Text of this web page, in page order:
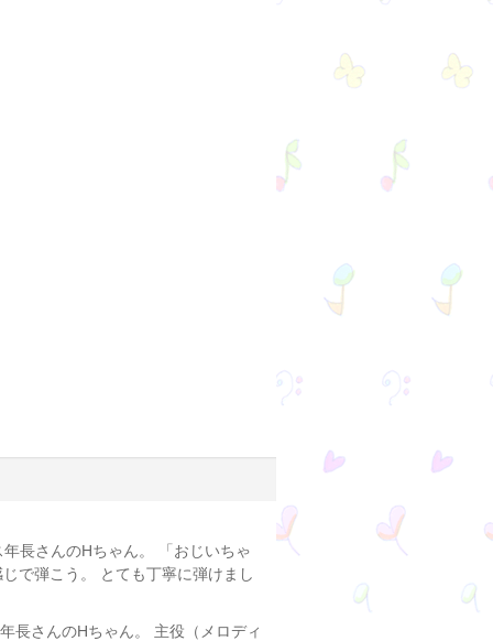
長さんのHちゃん。 「おじいちゃ
で弾こう。 とても丁寧に弾けまし
長さんのHちゃん。 主役（メロディ